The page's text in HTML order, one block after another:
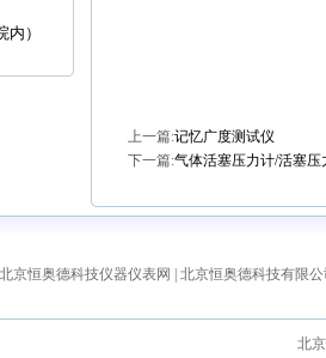
）
上一篇:记忆广度测试仪
下一篇:气体活塞压力计/活塞
北京恒奥德科技仪器仪表网 北京恒奥德科技有限
北